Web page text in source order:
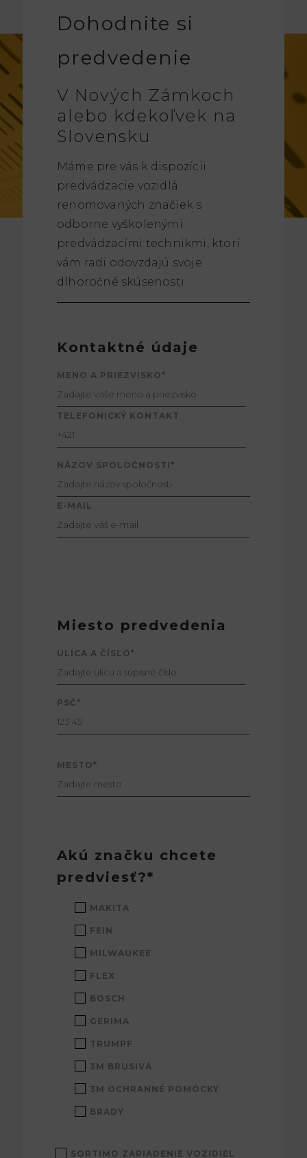
Dohodnite si
predvedenie
V Nových Zámkoch
alebo kdekoľvek na
Slovensku
Máme pre vás k dispozícii
predvádzacie vozidlá
renomovaných značiek s
odborne vyškolenými
predvádzacími technikmi, ktorí
vám radi odovzdajú svoje
dlhoročné skúsenosti.
Kontaktné údaje
MENO A PRIEZVISKO*
TELEFONICKÝ KONTAKT
NÁZOV SPOLOČNOSTI*
E-MAIL
Miesto predvedenia
ULICA A ČÍSLO*
PSČ*
MESTO*
Akú značku chcete
predviesť?*
MAKITA
FEIN
MILWAUKEE
FLEX
BOSCH
GERIMA
TRUMPF
3M BRUSIVÁ
3M OCHRANNÉ POMÔCKY
BRADY
SORTIMO ZARIADENIE VOZIDIEL